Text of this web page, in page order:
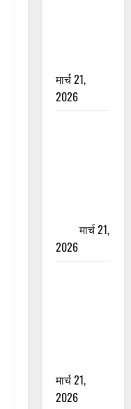
मार्च 21,
2026
मार्च 21,
2026
मार्च 21,
2026